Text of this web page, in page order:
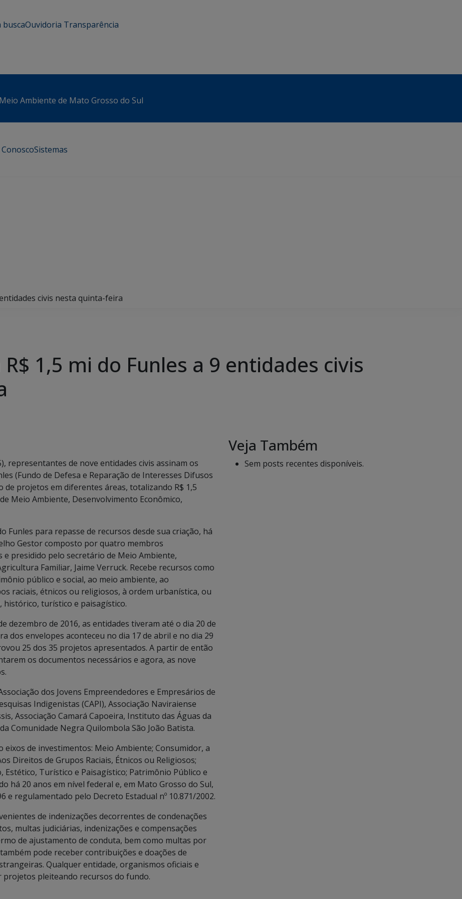
buscaOuvidoria Transparência
Ambiente de Mato Grosso do Sul
ConoscoSistemas
civis nesta quinta-feira
1,5 mi do Funles a 9 entidades civis
representantes de nove entidades civis assinam os
(Fundo de Defesa e Reparação de Interesses Difusos
de projetos em diferentes áreas, totalizando R$ 1,5
Meio Ambiente, Desenvolvimento Econômico,
Funles para repasse de recursos desde sua criação, há
Gestor composto por quatro membros
presidido pelo secretário de Meio Ambiente,
Familiar, Jaime Verruck. Recebe recursos como
público e social, ao meio ambiente, ao
raciais, étnicos ou religiosos, à ordem urbanística, ou
turístico e paisagístico.
dezembro de 2016, as entidades tiveram até o dia 20 de
dos envelopes aconteceu no dia 17 de abril e no dia 29
25 dos 35 projetos apresentados. A partir de então
os documentos necessários e agora, as nove
dos Jovens Empreendedores e Empresários de
Indigenistas (CAPI), Associação Naviraiense
Associação Camará Capoeira, Instituto das Águas da
Comunidade Negra Quilombola São João Batista.
de investimentos: Meio Ambiente; Consumidor, a
Direitos de Grupos Raciais, Étnicos ou Religiosos;
Turístico e Paisagístico; Patrimônio Público e
há 20 anos em nível federal e, em Mato Grosso do Sul,
e regulamentado pelo Decreto Estadual nº 10.871/2002.
de indenizações decorrentes de condenações
multas judiciárias, indenizações e compensações
de ajustamento de conduta, bem como multas por
pode receber contribuições e doações de
Qualquer entidade, organismos oficiais e
pleiteando recursos do fundo.
Veja Também
Sem posts recentes disponíveis.